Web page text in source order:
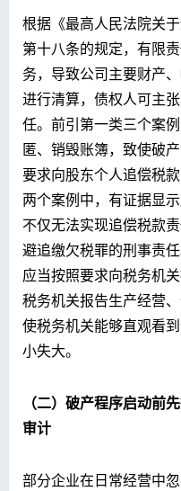
根据《最高人民法院关
第十八条的规定，有限
务，导致公司主要财产
进行清算，债权人可主
任。前引第一类三个案
匿、销毁账簿，致使破
要求向股东个人追偿税
两个案例中，有证据显
不仅无法实现追偿税款
避追缴欠税罪的刑事责
应当按照要求向税务机
税务机关报告生产经营
使税务机关能够直观看
小失大。
（二）破产程序启动前
审计
部分企业在日常经营中